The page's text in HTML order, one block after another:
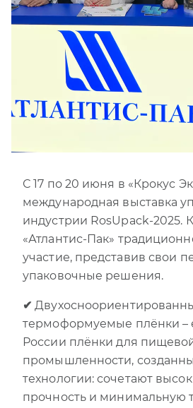
С 17 по 20 июня в «Крокус
международная выставка
индустрии RosUpack-2025.
«Атлантис-Пак»
участие, представив свои
упаковочные решения.
✔
термоформуемые плёнки –
России плёнки для
промышленности,
технологии: сочетают
прочность и минимальную